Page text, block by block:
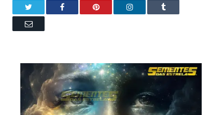
Facebook Pinterest LinkedIn Tumblr
Email